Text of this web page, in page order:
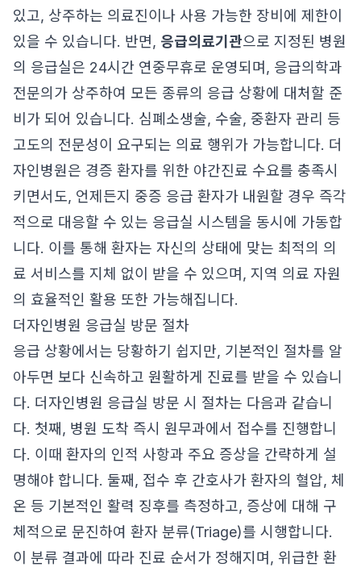
있고, 상주하는 의료진이나 사용 가능한 장비에 제한이
있을 수 있습니다. 반면, 응급의료기관으로 지정된 병원
의 응급실은 24시간 연중무휴로 운영되며, 응급의학과
전문의가 상주하여 모든 종류의 응급 상황에 대처할 준
비가 되어 있습니다. 심폐소생술, 수술, 중환자 관리 등
고도의 전문성이 요구되는 의료 행위가 가능합니다. 더
자인병원은 경증 환자를 위한 야간진료 수요를 충족시
키면서도, 언제든지 중증 응급 환자가 내원할 경우 즉각
적으로 대응할 수 있는 응급실 시스템을 동시에 가동합
니다. 이를 통해 환자는 자신의 상태에 맞는 최적의 의
료 서비스를 지체 없이 받을 수 있으며, 지역 의료 자원
의 효율적인 활용 또한 가능해집니다.
더자인병원 응급실 방문 절차
응급 상황에서는 당황하기 쉽지만, 기본적인 절차를 알
아두면 보다 신속하고 원활하게 진료를 받을 수 있습니
다. 더자인병원 응급실 방문 시 절차는 다음과 같습니
다. 첫째, 병원 도착 즉시 원무과에서 접수를 진행합니
다. 이때 환자의 인적 사항과 주요 증상을 간략하게 설
명해야 합니다. 둘째, 접수 후 간호사가 환자의 혈압, 체
온 등 기본적인 활력 징후를 측정하고, 증상에 대해 구
체적으로 문진하여 환자 분류(Triage)를 시행합니다.
이 분류 결과에 따라 진료 순서가 정해지며, 위급한 환